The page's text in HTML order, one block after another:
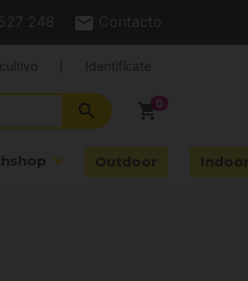
248 Contacto
shopping_cart
search
Outdoor
Identifícate